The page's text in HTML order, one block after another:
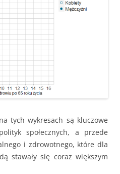
tych wykresach są kluczowe
społecznych, a przede
i zdrowotnego, które dla
stawały się coraz większym